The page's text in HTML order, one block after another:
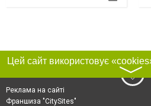
〉
Реклама на сайті
Франшиза "CitySites"